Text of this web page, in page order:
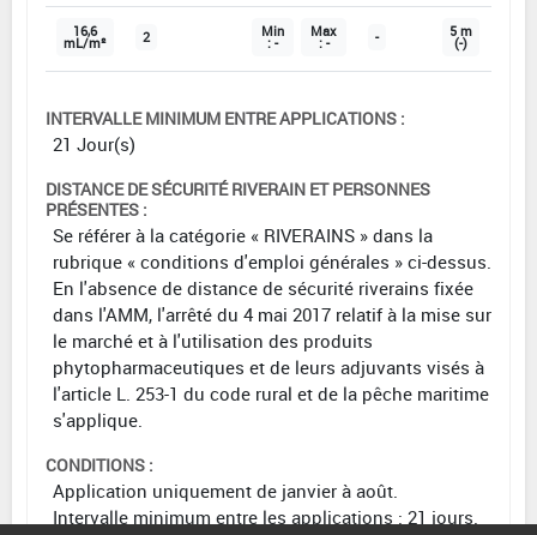
16,6
mL/m² 2 Min
: -
Max
: - - 5 m
(-)
INTERVALLE MINIMUM ENTRE APPLICATIONS :
21 Jour(s)
DISTANCE DE SÉCURITÉ RIVERAIN ET PERSONNES
PRÉSENTES :
Se référer à la catégorie « RIVERAINS » dans la
rubrique « conditions d'emploi générales » ci-dessus.
En l'absence de distance de sécurité riverains fixée
dans l'AMM, l'arrêté du 4 mai 2017 relatif à la mise sur
le marché et à l'utilisation des produits
phytopharmaceutiques et de leurs adjuvants visés à
l'article L. 253-1 du code rural et de la pêche maritime
s'applique.
CONDITIONS :
Application uniquement de janvier à août.
Intervalle minimum entre les applications : 21 jours.